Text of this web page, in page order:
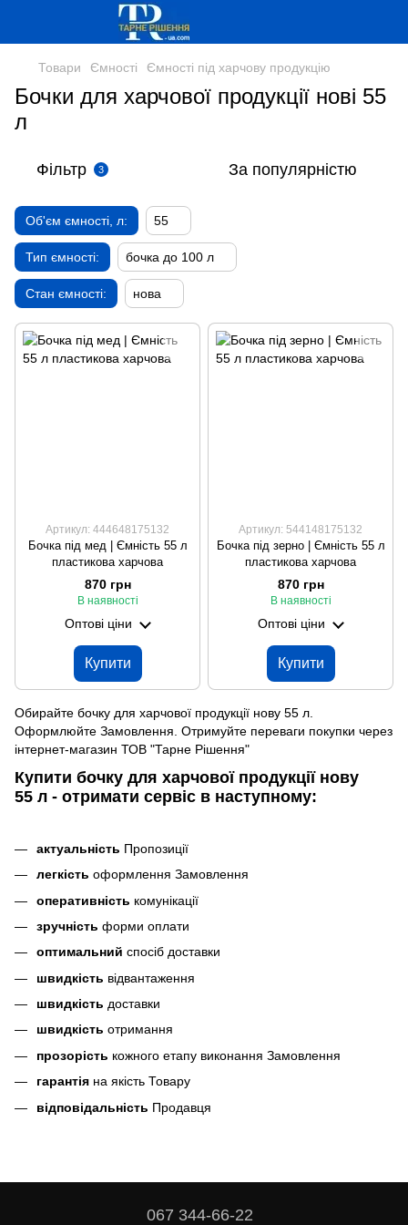
Товари Ємності Ємності під харчову продукцію
Бочки для харчової продукції нові 55
л
Фільтр 3 За популярністю
Об'єм ємності, л: 55
Тип ємності: бочка до 100 л
Стан ємності: нова
Артикул: 444648175132
Бочка під мед | Ємність 55 л
пластикова харчова
870 грн
В наявності
Оптові ціни
Купити
Артикул: 544148175132
Бочка під зерно | Ємність 55 л
пластикова харчова
870 грн
В наявності
Оптові ціни
Купити
Обирайте бочку для харчової продукції нову 55 л.
Оформлюйте Замовлення. Отримуйте переваги покупки через
інтернет-магазин ТОВ "Тарне Рішення"
Купити бочку для харчової продукції нову
55 л - отримати сервіс в наступному:
актуальність Пропозиції
легкість оформлення Замовлення
оперативність комунікації
зручність форми оплати
оптимальний спосіб доставки
швидкість відвантаження
швидкість доставки
швидкість отримання
прозорість кожного етапу виконання Замовлення
гарантія на якість Товару
відповідальність Продавця
067 344-66-22